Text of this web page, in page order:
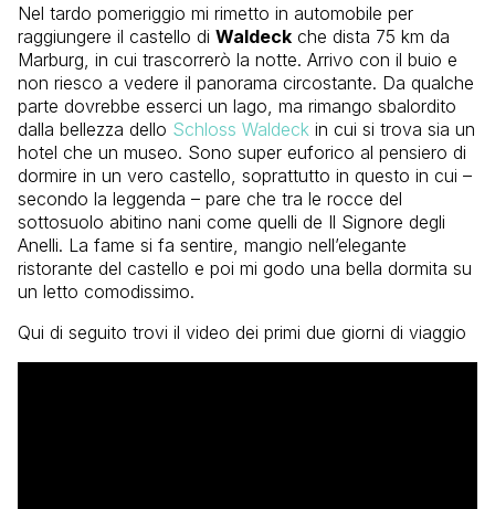
Nel tardo pomeriggio mi rimetto in automobile per
raggiungere il castello di Waldeck che dista 75 km da
Marburg, in cui trascorrerò la notte. Arrivo con il buio e
non riesco a vedere il panorama circostante. Da qualche
parte dovrebbe esserci un lago, ma rimango sbalordito
dalla bellezza dello Schloss Waldeck in cui si trova sia un
hotel che un museo. Sono super euforico al pensiero di
dormire in un vero castello, soprattutto in questo in cui –
secondo la leggenda – pare che tra le rocce del
sottosuolo abitino nani come quelli de Il Signore degli
Anelli. La fame si fa sentire, mangio nell’elegante
ristorante del castello e poi mi godo una bella dormita su
un letto comodissimo.
Qui di seguito trovi il video dei primi due giorni di viaggio